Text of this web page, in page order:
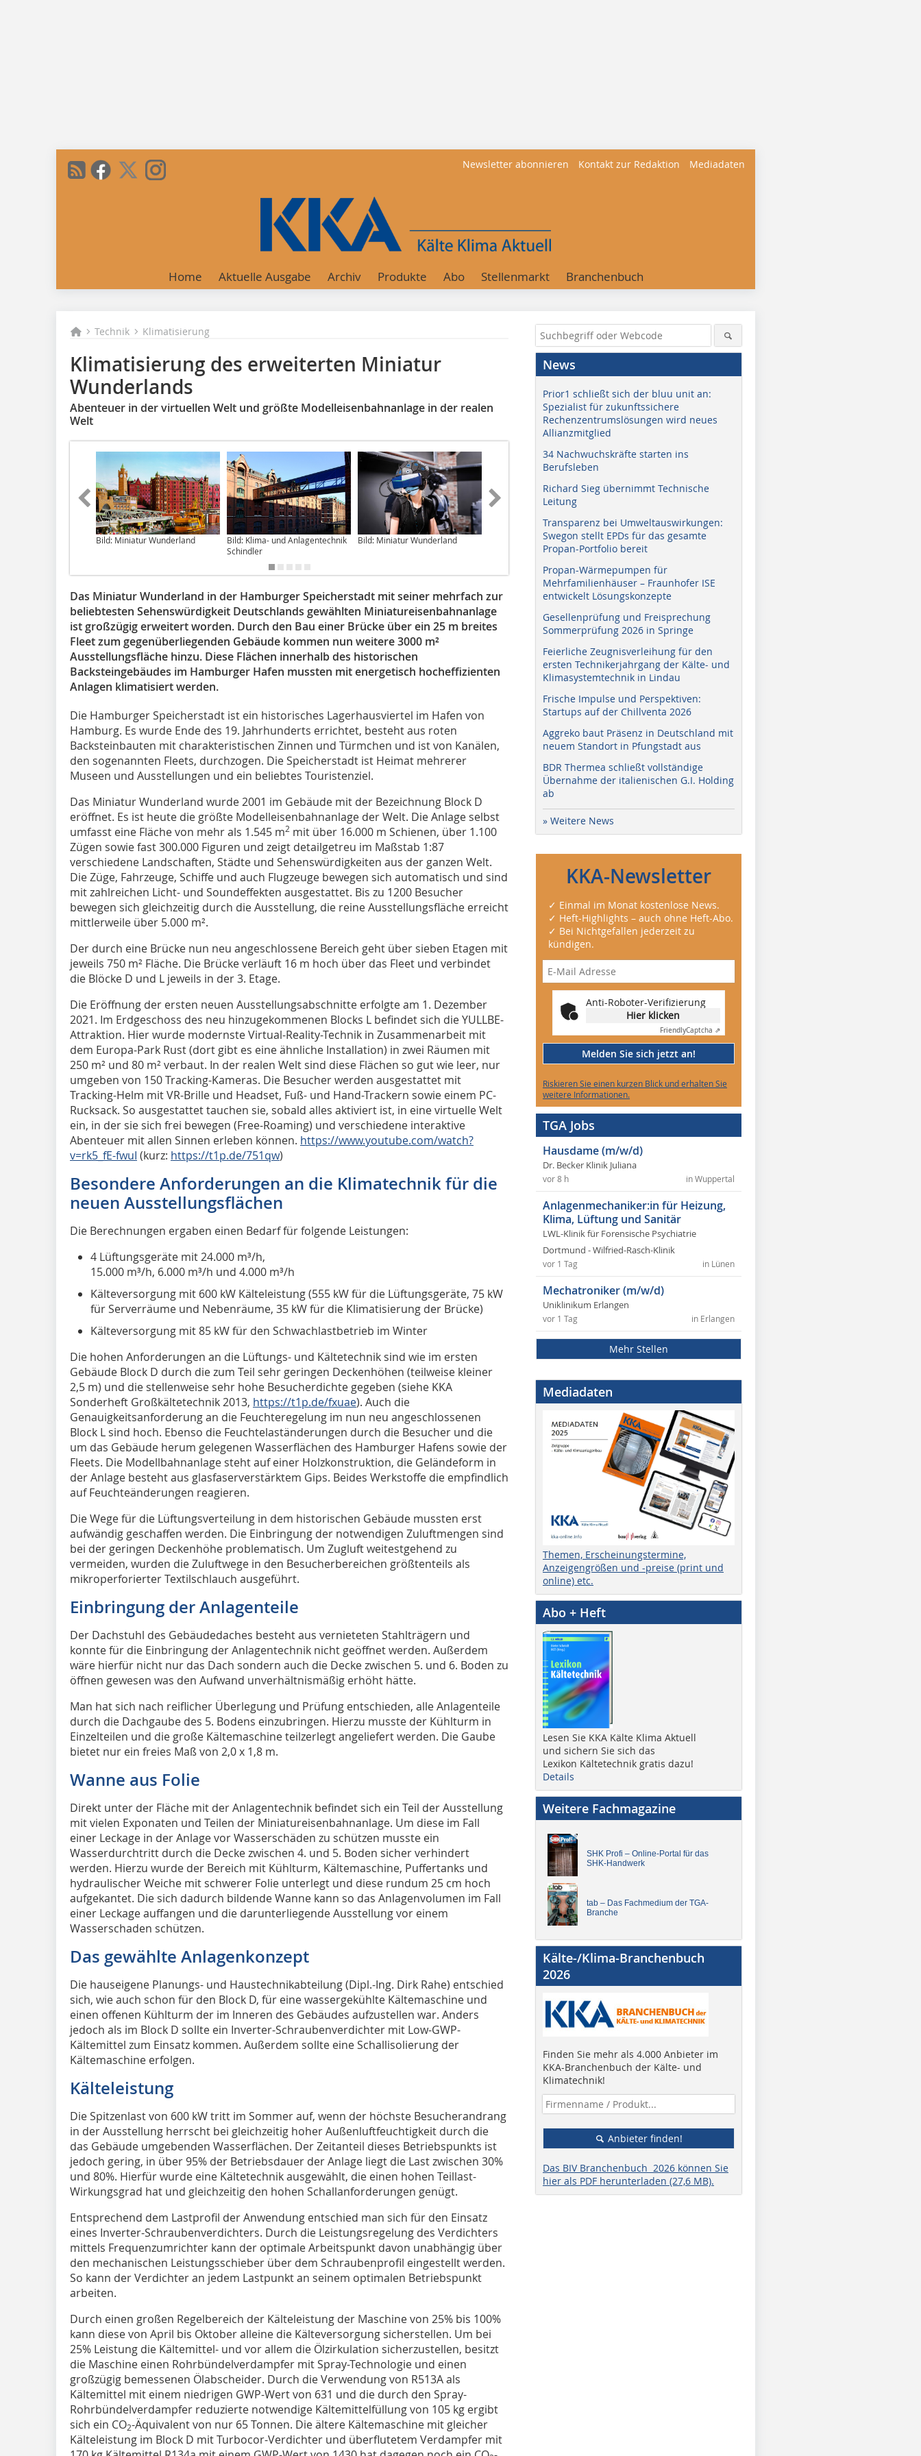
Newsletter abonnieren Kontakt zur Redaktion Mediadaten
Home Aktuelle Ausgabe Archiv Produkte Abo Stellenmarkt Branchenbuch
Technik Klimatisierung
Klimatisierung des erweiterten Miniatur
Wunderlands
Abenteuer in der virtuellen Welt und größte Modelleisenbahnanlage in der realen
Welt
Bild: Miniatur Wunderland
Bild: Klima- und Anlagentechnik
Schindler
Bild: Miniatur Wunderland Bild: Dirk Rahe Bild: Dirk Rahe
Das Miniatur Wunderland in der Hamburger Speicherstadt mit seiner mehrfach zur
beliebtesten Sehenswürdigkeit Deutschlands gewählten Miniatureisenbahnanlage
ist großzügig erweitert worden. Durch den Bau einer Brücke über ein 25 m breites
Fleet zum gegenüberliegenden Gebäude kommen nun weitere 3000 m²
Ausstellungsfläche hinzu. Diese Flächen innerhalb des historischen
Backsteingebäudes im Hamburger Hafen mussten mit energetisch hocheffizienten
Anlagen klimatisiert werden.
Die Hamburger Speicherstadt ist ein historisches Lagerhausviertel im Hafen von
Hamburg. Es wurde Ende des 19. Jahrhunderts errichtet, besteht aus roten
Backsteinbauten mit charakteristischen Zinnen und Türmchen und ist von Kanälen,
den sogenannten Fleets, durchzogen. Die Speicherstadt ist Heimat mehrerer
Museen und Ausstellungen und ein beliebtes Touristenziel.
Das Miniatur Wunderland wurde 2001 im Gebäude mit der Bezeichnung Block D
eröffnet. Es ist heute die größte Modelleisenbahnanlage der Welt. Die Anlage selbst
umfasst eine Fläche von mehr als 1.545 m2 mit über 16.000 m Schienen, über 1.100
Zügen sowie fast 300.000 Figuren und zeigt detailgetreu im Maßstab 1:87
verschiedene Landschaften, Städte und Sehenswürdigkeiten aus der ganzen Welt.
Die Züge, Fahrzeuge, Schiffe und auch Flugzeuge bewegen sich automatisch und sind
mit zahlreichen Licht- und Soundeffekten ausgestattet. Bis zu 1200 Besucher
bewegen sich gleichzeitig durch die Ausstellung, die reine Ausstellungsfläche erreicht
mittlerweile über 5.000 m².
Der durch eine Brücke nun neu angeschlossene Bereich geht über sieben Etagen mit
jeweils 750 m² Fläche. Die Brücke verläuft 16 m hoch über das Fleet und verbindet
die Blöcke D und L jeweils in der 3. Etage.
Die Eröffnung der ersten neuen Ausstellungsabschnitte erfolgte am 1. Dezember
2021. Im Erdgeschoss des neu hinzugekommenen Blocks L befindet sich die YULLBE-
Attraktion. Hier wurde modernste Virtual-Reality-Technik in Zusammenarbeit mit
dem Europa-Park Rust (dort gibt es eine ähnliche Installation) in zwei Räumen mit
250 m² und 80 m² verbaut. In der realen Welt sind diese Flächen so gut wie leer, nur
umgeben von 150 Tracking-Kameras. Die Besucher werden ausgestattet mit
Tracking-Helm mit VR-Brille und Headset, Fuß- und Hand-Trackern sowie einem PC-
Rucksack. So ausgestattet tauchen sie, sobald alles aktiviert ist, in eine virtuelle Welt
ein, in der sie sich frei bewegen (Free-Roaming) und verschiedene interaktive
Abenteuer mit allen Sinnen erleben können. https://www.youtube.com/watch?
v=rk5_fE-fwuI (kurz: https://t1p.de/751qw)
Besondere Anforderungen an die Klimatechnik für die
neuen Ausstellungsflächen
Die Berechnungen ergaben einen Bedarf für folgende Leistungen:
4 Lüftungsgeräte mit 24.000 m³/h,
15.000 m³/h, 6.000 m³/h und 4.000 m³/h
Kälteversorgung mit 600 kW Kälteleistung (555 kW für die Lüftungsgeräte, 75 kW
für Serverräume und Nebenräume, 35 kW für die Klimatisierung der Brücke)
Kälteversorgung mit 85 kW für den Schwachlastbetrieb im Winter
Die hohen Anforderungen an die Lüftungs- und Kältetechnik sind wie im ersten
Gebäude Block D durch die zum Teil sehr geringen Deckenhöhen (teilweise kleiner
2,5 m) und die stellenweise sehr hohe Besucherdichte gegeben (siehe KKA
Sonderheft Großkältetechnik 2013, https://t1p.de/fxuae). Auch die
Genauigkeitsanforderung an die Feuchteregelung im nun neu angeschlossenen
Block L sind hoch. Ebenso die Feuchtelaständerungen durch die Besucher und die
um das Gebäude herum gelegenen Wasserflächen des Hamburger Hafens sowie der
Fleets. Die Modellbahnanlage steht auf einer Holzkonstruktion, die Geländeform in
der Anlage besteht aus glasfaserverstärktem Gips. Beides Werkstoffe die empfindlich
auf Feuchteänderungen reagieren.
Die Wege für die Lüftungsverteilung in dem historischen Gebäude mussten erst
aufwändig geschaffen werden. Die Einbringung der notwendigen Zuluftmengen sind
bei der geringen Deckenhöhe problematisch. Um Zugluft weitestgehend zu
vermeiden, wurden die Zuluftwege in den Besucherbereichen größtenteils als
mikroperforierter Textilschlauch ausgeführt.
Einbringung der Anlagenteile
Der Dachstuhl des Gebäudedaches besteht aus vernieteten Stahlträgern und
konnte für die Einbringung der Anlagentechnik nicht geöffnet werden. Außerdem
wäre hierfür nicht nur das Dach sondern auch die Decke zwischen 5. und 6. Boden zu
öffnen gewesen was den Aufwand unverhältnismäßig erhöht hätte.
Man hat sich nach reiflicher Überlegung und Prüfung entschieden, alle Anlagenteile
durch die Dachgaube des 5. Bodens einzubringen. Hierzu musste der Kühlturm in
Einzelteilen und die große Kältemaschine teilzerlegt angeliefert werden. Die Gaube
bietet nur ein freies Maß von 2,0 x 1,8 m.
Wanne aus Folie
Direkt unter der Fläche mit der Anlagentechnik befindet sich ein Teil der Ausstellung
mit vielen Exponaten und Teilen der Miniatureisenbahnanlage. Um diese im Fall
einer Leckage in der Anlage vor Wasserschäden zu schützen musste ein
Wasserdurchtritt durch die Decke zwischen 4. und 5. Boden sicher verhindert
werden. Hierzu wurde der Bereich mit Kühlturm, Kältemaschine, Puffertanks und
hydraulischer Weiche mit schwerer Folie unterlegt und diese rundum 25 cm hoch
aufgekantet. Die sich dadurch bildende Wanne kann so das Anlagenvolumen im Fall
einer Leckage auffangen und die darunterliegende Ausstellung vor einem
Wasserschaden schützen.
Das gewählte Anlagenkonzept
Die hauseigene Planungs- und Haustechnik­abteilung (Dipl.-Ing. Dirk Rahe) entschied
sich, wie auch schon für den Block D, für eine wassergekühlte Kältemaschine und
einen offenen Kühlturm der im Inneren des Gebäudes aufzustellen war. Anders
jedoch als im Block D sollte ein Inverter-Schraubenverdichter mit Low-GWP-
Kältemittel zum Einsatz kommen. Außerdem sollte eine Schallisolierung der
Kältemaschine erfolgen.
Kälteleistung
Die Spitzenlast von 600 kW tritt im Sommer auf, wenn der höchste Besucherandrang
in der Ausstellung herrscht bei gleichzeitig hoher Außenluftfeuchtigkeit durch die
das Gebäude umgebenden Wasserflächen. Der Zeitanteil dieses Betriebspunkts ist
jedoch gering, in über 95% der Betriebsdauer der Anlage liegt die Last zwischen 30%
und 80%. Hierfür wurde eine Kältetechnik ausgewählt, die einen hohen Teillast-
Wirkungsgrad hat und gleichzeitig den hohen Schallanforderungen genügt.
Entsprechend dem Lastprofil der Anwendung entschied man sich für den Einsatz
eines Inverter-Schraubenverdichters. Durch die Leistungsregelung des Verdichters
mittels Frequenzumrichter kann der optimale Arbeitspunkt davon unabhängig über
den mechanischen Leistungsschieber über dem Schraubenprofil eingestellt werden.
So kann der Verdichter an jedem Lastpunkt an seinem optimalen Betriebspunkt
arbeiten.
Durch einen großen Regelbereich der Kälteleistung der Maschine von 25% bis 100%
kann diese von April bis Oktober alleine die Kälteversorgung sicherstellen. Um bei
25% Leistung die Kältemittel- und vor allem die Ölzirkulation sicherzustellen, besitzt
die Maschine einen Rohrbündelverdampfer mit Spray-Technologie und einen
großzügig bemessenen Ölabscheider. Durch die Verwendung von R513A als
Kältemittel mit einem niedrigen GWP-Wert von 631 und die durch den Spray-
Rohrbündelverdampfer reduzierte notwendige Kältemittelfüllung von 105 kg ergibt
sich ein CO2-Äquivalent von nur 65 Tonnen. Die ältere Kältemaschine mit gleicher
Kälteleistung im Block D mit Turbocor-Verdichter und überflutetem Verdampfer mit
News
Prior1 schließt sich der bluu unit an:
Spezialist für zukunftssichere
Rechenzentrumslösungen wird neues
Allianzmitglied
34 Nachwuchskräfte starten ins
Berufsleben
Richard Sieg übernimmt Technische
Leitung
Transparenz bei Umweltauswirkungen:
Swegon stellt EPDs für das gesamte
Propan-Portfolio bereit
Propan-Wärmepumpen für
Mehrfamilienhäuser – Fraunhofer ISE
entwickelt Lösungskonzepte
Gesellenprüfung und Freisprechung
Sommerprüfung 2026 in Springe
Feierliche Zeugnisverleihung für den
ersten Technikerjahrgang der Kälte- und
Klimasystemtechnik in Lindau
Frische Impulse und Perspektiven:
Startups auf der Chillventa 2026
Aggreko baut Präsenz in Deutschland mit
neuem Standort in Pfungstadt aus
BDR Thermea schließt vollständige
Übernahme der italienischen G.I. Holding
ab
» Weitere News
KKA-Newsletter
✓ Einmal im Monat kostenlose News.
✓ Heft-Highlights – auch ohne Heft-Abo.
✓ Bei Nichtgefallen jederzeit zu
kündigen.
Anti-Roboter-Verifizierung
Hier klicken
FriendlyCaptcha ⇗
Melden Sie sich jetzt an!
Riskieren Sie einen kurzen Blick und erhalten Sie
weitere Informationen.
TGA Jobs
Hausdame (m/w/d)
Dr. Becker Klinik Juliana
in Wuppertal
vor 8 h
Anlagenmechaniker:in für Heizung,
Klima, Lüftung und Sanitär
LWL-Klinik für Forensische Psychiatrie
Dortmund - Wilfried-Rasch-Klinik
in Lünen
vor 1 Tag
Mechatroniker (m/w/d)
Uniklinikum Erlangen
in Erlangen
vor 1 Tag
Mehr Stellen
Mediadaten
Themen, Erscheinungstermine,
Anzeigengrößen und -preise (print und
online) etc.
Abo + Heft
Lesen Sie KKA Kälte Klima Aktuell
und sichern Sie sich das
Lexikon Kältetechnik gratis dazu!
Details
Weitere Fachmagazine
SHK Profi – Online-Portal für das
SHK-Handwerk
tab – Das Fachmedium der TGA-
Branche
Kälte-/Klima-Branchenbuch
2026
Finden Sie mehr als 4.000 Anbieter im
KKA-Branchenbuch der Kälte- und
Klimatechnik!
Anbieter finden!
Das BIV Branchenbuch 2026 können Sie
hier als PDF herunterladen (27,6 MB).